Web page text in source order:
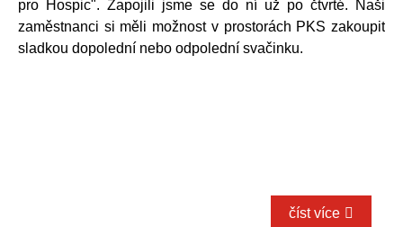
pro Hospic". Zapojili jsme se do ní už po čtvrté. Naši
zaměstnanci si měli možnost v prostorách PKS zakoupit
sladkou dopolední nebo odpolední svačinku.
číst více